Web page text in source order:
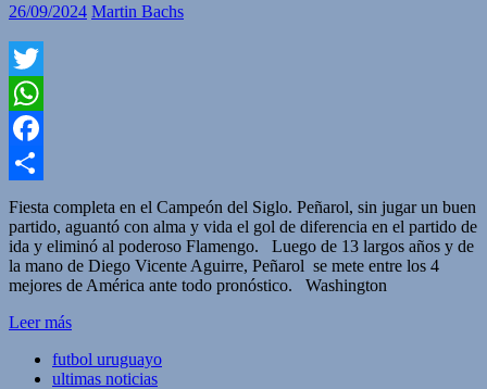
26/09/2024 Martin Bachs
Twitter
WhatsApp
Facebook
Compartir
Fiesta completa en el Campeón del Siglo. Peñarol, sin jugar un buen
partido, aguantó con alma y vida el gol de diferencia en el partido de
ida y eliminó al poderoso Flamengo. Luego de 13 largos años y de
la mano de Diego Vicente Aguirre, Peñarol se mete entre los 4
mejores de América ante todo pronóstico. Washington
Leer más
futbol uruguayo
ultimas noticias